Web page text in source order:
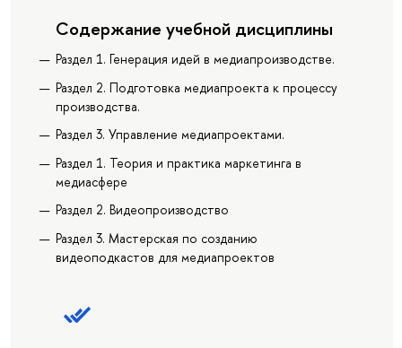
Содержание учебной дисциплины
Раздел 1. Генерация идей в медиапроизводстве.
Раздел 2. Подготовка медиапроекта к процессу
производства.
Раздел 3. Управление медиапроектами.
Раздел 1. Теория и практика маркетинга в
медиасфере
Раздел 2. Видеопроизводство
Раздел 3. Мастерская по созданию
видеоподкастов для медиапроектов